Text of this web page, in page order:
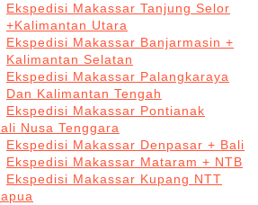
Ekspedisi Makassar Tanjung Selor
+Kalimantan Utara
Ekspedisi Makassar Banjarmasin +
Kalimantan Selatan
Ekspedisi Makassar Palangkaraya
Dan Kalimantan Tengah
Ekspedisi Makassar Pontianak
Nusa Tenggara
Ekspedisi Makassar Denpasar + Bali
Ekspedisi Makassar Mataram + NTB
Ekspedisi Makassar Kupang NTT